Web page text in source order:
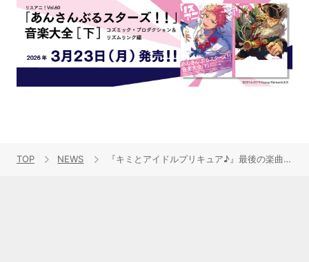
TOP NEWS 『キミとアイドルプリキュア♪』最後の楽曲集、ボーカルベストが2026年1月28日に発売決定！